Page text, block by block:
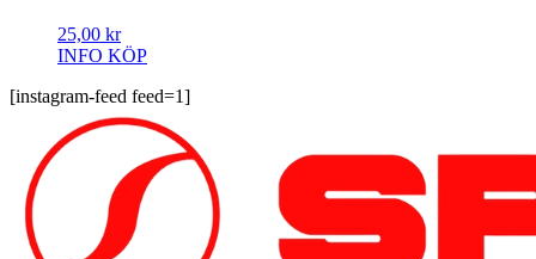
25,00 kr
INFO KÖP
[instagram-feed feed=1]